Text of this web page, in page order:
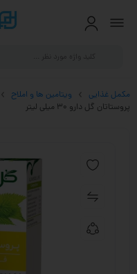
مکمل غذایی ویتامین ها و املاح
پروستاتان گل دارو 30 میلی لیتر